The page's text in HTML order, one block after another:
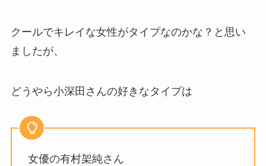
クールでキレイな女性がタイプなのかな？と思い
ましたが、
どうやら小深田さんの好きなタイプは
女優の有村架純さん